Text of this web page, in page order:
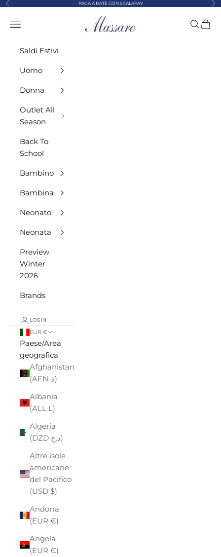
Vai al contenuto
Precedente PAGA A RATE CON SCALAPAY
MASSARO ABBIGLIAMENTO
Menù Cerca
Saldi Estivi
Uomo
Donna
Outlet All
Season
Back To
School
Bambino
Bambina
Neonato
Neonata
Preview
Winter
2026
Brands
LOGIN
EUR €
Paese/Area
geografica
Afghanistan
(AFN ؋)
Albania
(ALL L)
Algeria
(DZD د.ج)
Altre isole
americane
del Pacifico
(USD $)
Andorra
(EUR €)
Angola
(EUR €)